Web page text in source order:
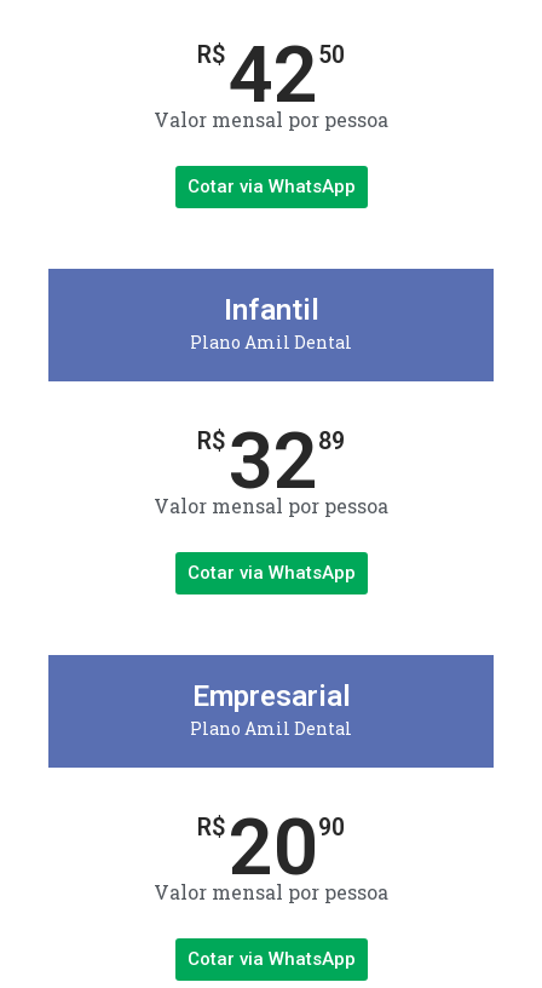
R$4250
Valor mensal por pessoa
Cotar via WhatsApp
Infantil
Plano Amil Dental
R$ 3289
Valor mensal por pessoa
Cotar via WhatsApp
Empresarial
Plano Amil Dental
R$ 2090
Valor mensal por pessoa
Cotar via WhatsApp